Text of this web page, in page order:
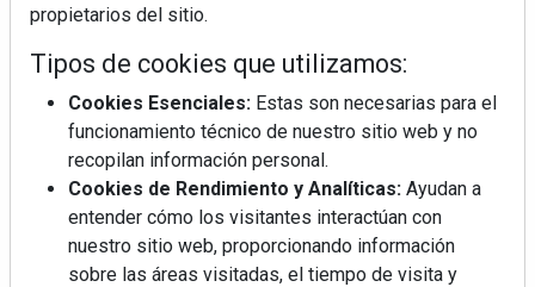
propietarios del sitio.
Tipos de cookies que utilizamos:
Cookies Esenciales: Estas son necesarias para el
funcionamiento técnico de nuestro sitio web y no
recopilan información personal.
Cookies de Rendimiento y Analíticas: Ayudan a
entender cómo los visitantes interactúan con
nuestro sitio web, proporcionando información
sobre las áreas visitadas, el tiempo de visita y